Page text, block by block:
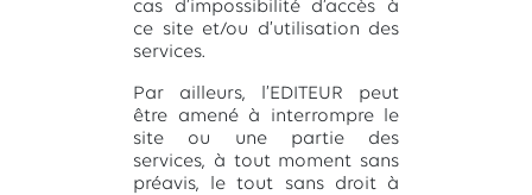
cas d’impossibilité d’accès à
ce site et/ou d’utilisation des
services.
Par ailleurs, l’EDITEUR peut
être amené à interrompre le
site ou une partie des
services, à tout moment sans
préavis, le tout sans droit à